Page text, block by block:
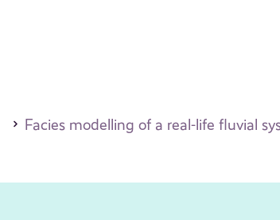
Facies modelling of a real-life fluvial